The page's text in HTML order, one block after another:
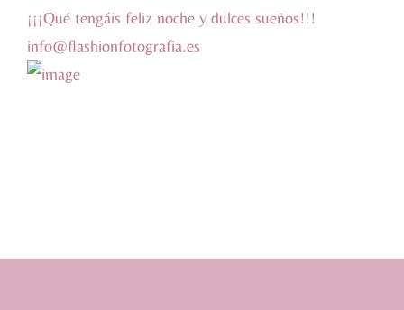
¡¡¡Qué tengáis feliz noche y dulces sueños!!!
info@flashionfotografia.es